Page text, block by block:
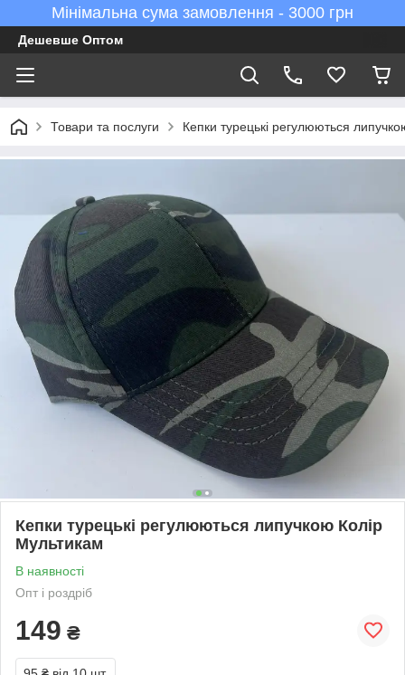
Мінімальна сума замовлення - 3000 грн
Дешевше Оптом
Товари та послуги Кепки турецькі регулюються
Кепки турецькі регулюються липучкою Колір
Мультикам
В наявності
Опт і роздріб
149 ₴